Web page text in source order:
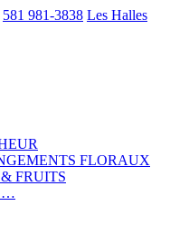
581 981-3838 Les Halles
FLORAUX
FRUITS